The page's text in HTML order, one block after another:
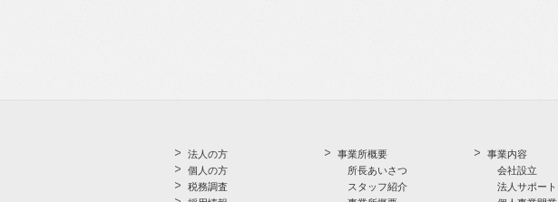
法人の方
個人の方
税務調査
事業所概要
所長あいさつ
スタッフ紹介
事業内容
会社設立
法人サポート